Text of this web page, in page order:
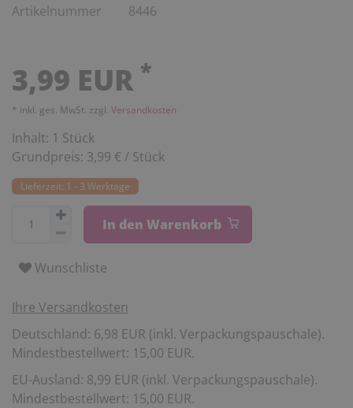
Artikelnummer 8446
3,99 EUR *
* inkl. ges. MwSt. zzgl. Versandkosten
Inhalt: 1 Stück
Grundpreis: 3,99 € / Stück
Lieferzeit: 1 - 3 Werktage
In den Warenkorb
Wunschliste
Ihre Versandkosten
Deutschland: 6,98 EUR (inkl. Verpackungspauschale).
Mindestbestellwert: 15,00 EUR.
EU-Ausland: 8,99 EUR (inkl. Verpackungspauschale).
Mindestbestellwert: 15,00 EUR.